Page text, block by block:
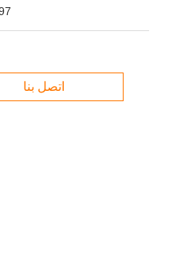
اتصل بنا